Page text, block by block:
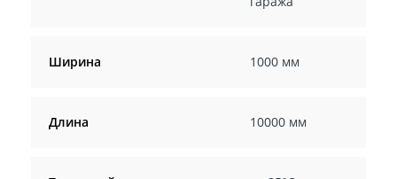
Ширина 1000 мм
Длина 10000 мм